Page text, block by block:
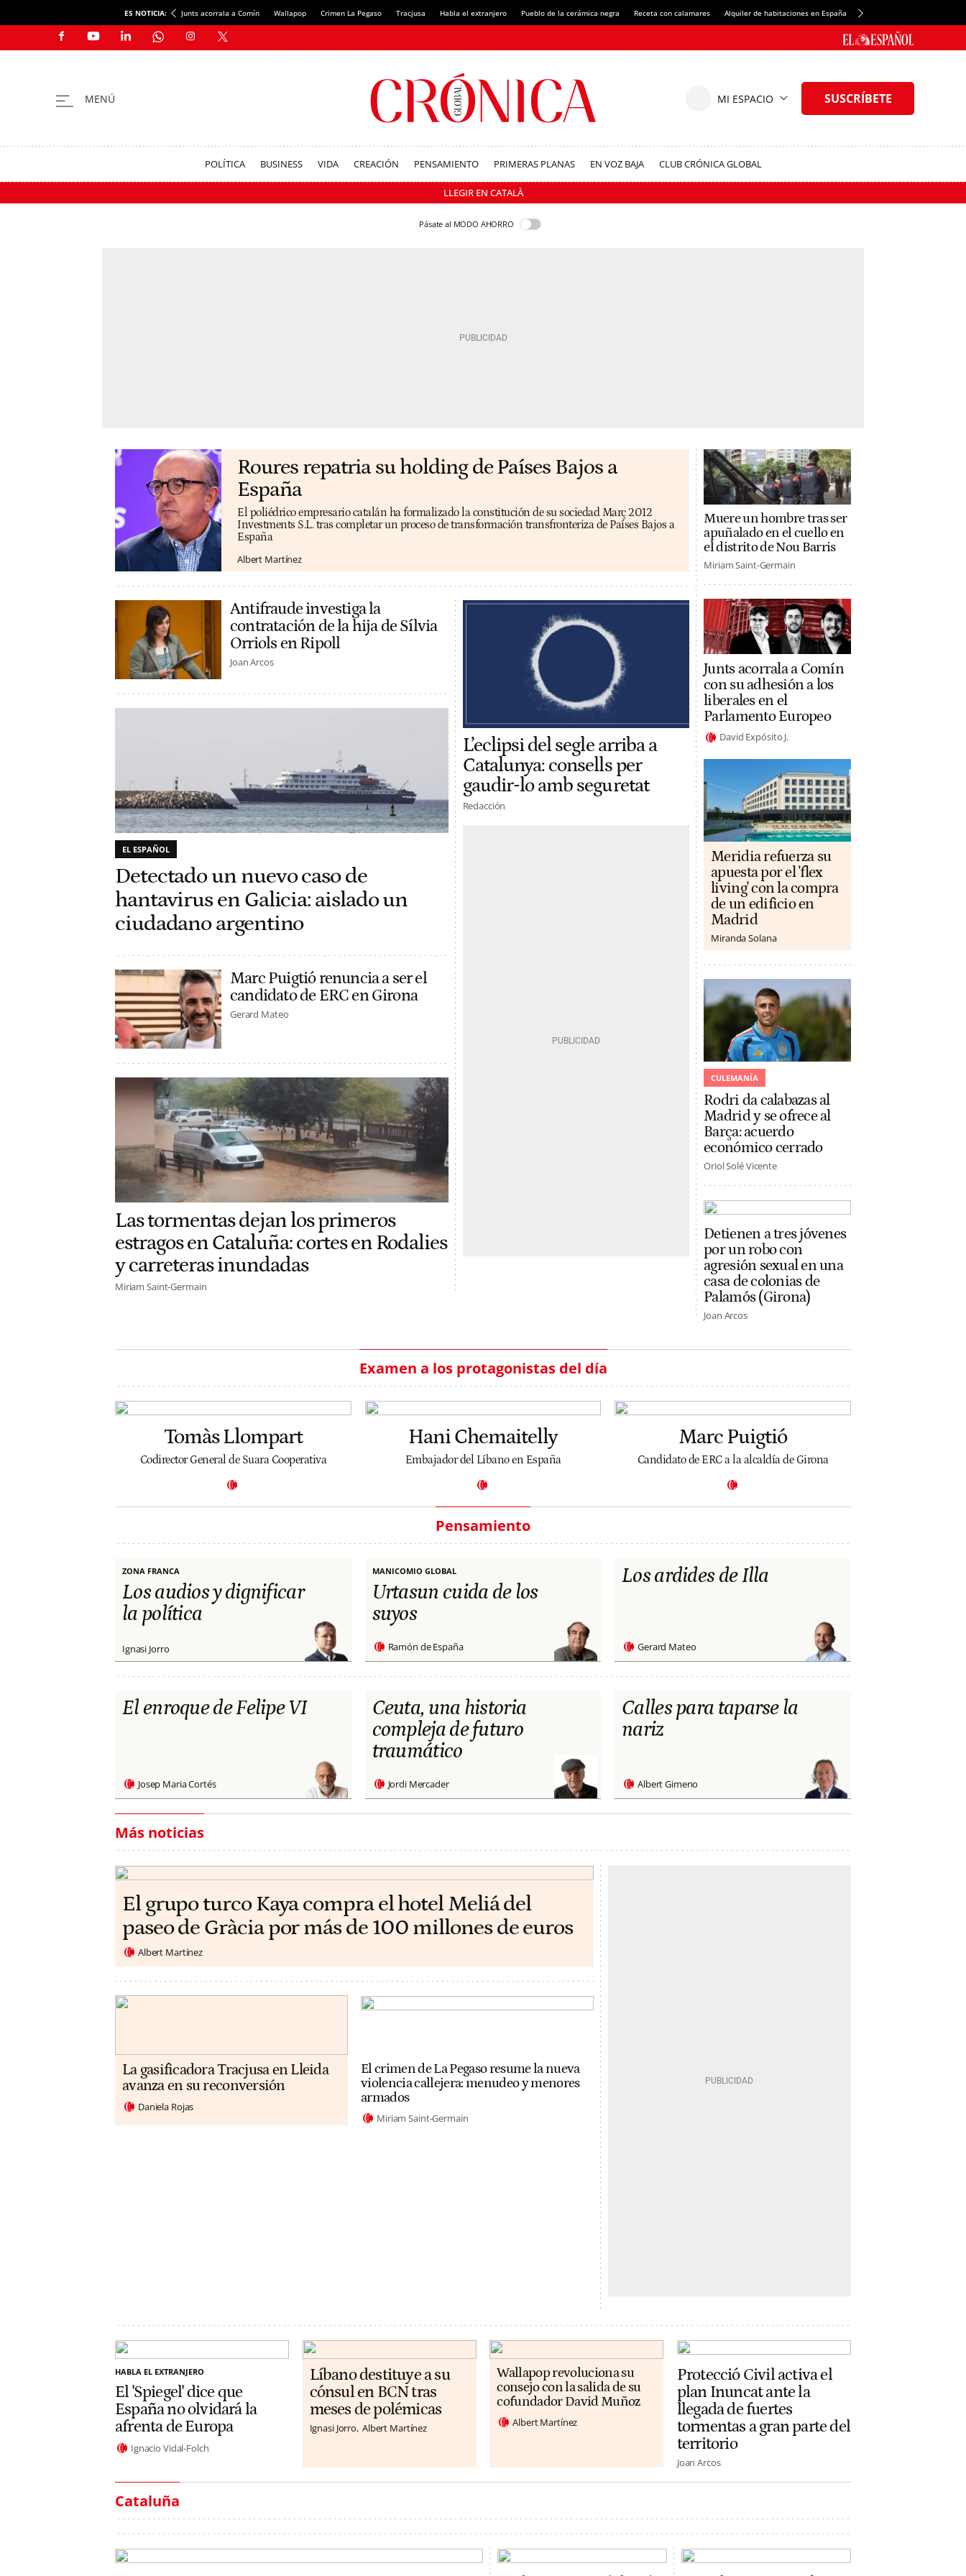
ES NOTICIA: Junts acorrala a Comín Wallapop Crimen La Pegaso Tracjusa Habla el extranjero Pueblo de la cerámica negra Receta con calamares Alquiler de habitaciones en España Crédito del Spotify Camp Nou
POLÍTICA BUSINESS VIDA CREACIÓN PENSAMIENTO PRIMERAS PLANAS EN VOZ BAJA CLUB CRÓNICA GLOBAL
LLEGIR EN CATALÀ
Pásate al MODO AHORRO
Roures repatria su holding de Países Bajos a
España
El poliédrico empresario catalán ha formalizado la constitución de su sociedad Març 2012
Investments S.L. tras completar un proceso de transformación transfronteriza de Países Bajos a
España
Albert Martínez
Antifraude investiga la
contratación de la hija de Sílvia
Orriols en Ripoll
Joan Arcos
EL ESPAÑOL
Detectado un nuevo caso de
hantavirus en Galicia: aislado un
ciudadano argentino
Marc Puigtió renuncia a ser el
candidato de ERC en Girona
Gerard Mateo
Las tormentas dejan los primeros
estragos en Cataluña: cortes en Rodalies
y carreteras inundadas
Miriam Saint-Germain
L’eclipsi del segle arriba a
Catalunya: consells per
gaudir-lo amb seguretat
Redacción
Muere un hombre tras ser
apuñalado en el cuello en
el distrito de Nou Barris
Miriam Saint-Germain
Junts acorrala a Comín
con su adhesión a los
liberales en el
Parlamento Europeo
David Expósito J.
Meridia refuerza su
apuesta por el 'flex
living' con la compra
de un edificio en
Madrid
Miranda Solana
CULEMANÍA
Rodri da calabazas al
Madrid y se ofrece al
Barça: acuerdo
económico cerrado
Oriol Solé Vicente
Detienen a tres jóvenes
por un robo con
agresión sexual en una
casa de colonias de
Palamós (Girona)
Joan Arcos
Examen a los protagonistas del día
Tomàs Llompart
Codirector General de Suara Cooperativa
Hani Chemaitelly
Embajador del Líbano en España
Marc Puigtió
Candidato de ERC a la alcaldía de Girona
Pensamiento
ZONA FRANCA
Los audios y dignificar
la política
Ignasi Jorro
MANICOMIO GLOBAL
Urtasun cuida de los
suyos
Ramón de España
Los ardides de Illa
Gerard Mateo
El enroque de Felipe VI
Josep Maria Cortés
Ceuta, una historia
compleja de futuro
traumático
Jordi Mercader
Calles para taparse la
nariz
Albert Gimeno
Más noticias
El grupo turco Kaya compra el hotel Meliá del
paseo de Gràcia por más de 100 millones de euros
Albert Martínez
La gasificadora Tracjusa en Lleida
avanza en su reconversión
Daniela Rojas
El crimen de La Pegaso resume la nueva
violencia callejera: menudeo y menores
armados
Miriam Saint-Germain
HABLA EL EXTRANJERO
El 'Spiegel' dice que
España no olvidará la
afrenta de Europa
Ignacio Vidal-Folch
Líbano destituye a su
cónsul en BCN tras
meses de polémicas
Ignasi Jorro Albert Martínez
Wallapop revoluciona su
consejo con la salida de su
cofundador David Muñoz
Albert Martínez
Protecció Civil activa el
plan Inuncat ante la
llegada de fuertes
tormentas a gran parte del
territorio
Joan Arcos
Cataluña